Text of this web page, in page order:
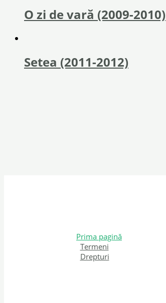
O zi de vară (2009-2010)
Setea (2011-2012)
Prima pagină
Termeni
Drepturi